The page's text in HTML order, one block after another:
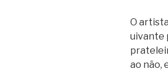
O
uivante
ao não,